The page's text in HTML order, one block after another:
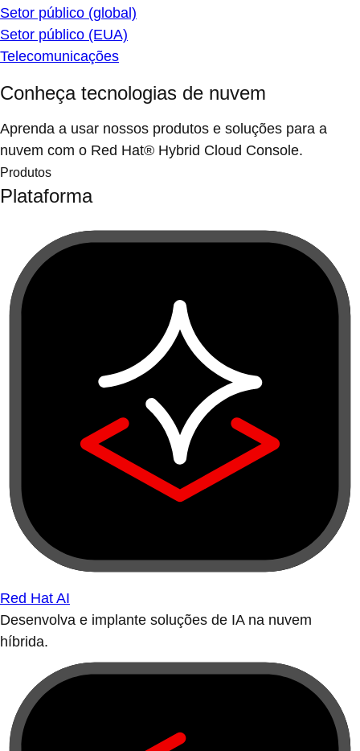
Setor público (global)
Setor público (EUA)
Telecomunicações
Conheça tecnologias de nuvem
Aprenda a usar nossos produtos e soluções para a
nuvem com o Red Hat® Hybrid Cloud Console.
Produtos
Plataforma
Red Hat AI
Desenvolva e implante soluções de IA na nuvem
híbrida.